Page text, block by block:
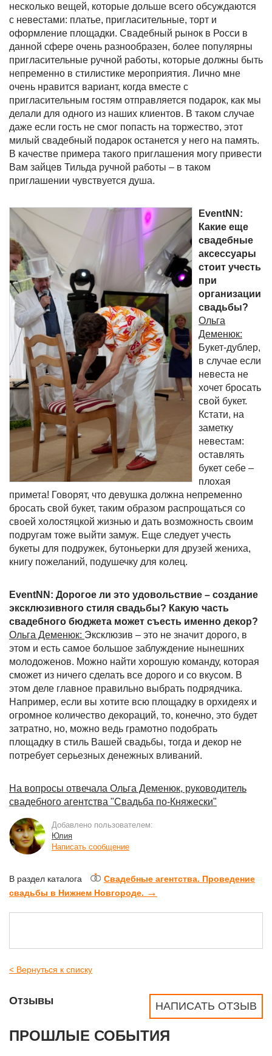
несколько вещей, которые дольше всего обсуждаются
с невестами: платье, пригласительные, торт и
оформление площадки. Свадебный рынок в Росси в
данной сфере очень разнообразен, более популярны
пригласительные ручной работы, которые должны быть
непременно в стилистике мероприятия. Лично мне
очень нравится вариант, когда вместе с
пригласительным гостям отправляется подарок, как мы
делали для одного из наших клиентов. В таком случае
даже если гость не смог попасть на торжество, этот
милый свадебный подарок останется у него на память.
В качестве примера такого приглашения могу привести
Вам зайцев Тильда ручной работы – в таком
приглашении чувствуется душа.
EventNN:
Какие еще
свадебные
аксессуары
стоит учесть
при
организации
свадьбы?
Ольга
Деменюк:
Букет-дублер,
в случае если
невеста не
хочет бросать
свой букет.
Кстати, на
заметку
невестам:
оставлять
букет себе –
плохая
примета! Говорят, что девушка должна непременно
бросать свой букет, таким образом распрощаться со
своей холостяцкой жизнью и дать возможность своим
подругам тоже выйти замуж. Еще следует учесть
букеты для подружек, бутоньерки для друзей жениха,
книгу пожеланий, подушечку для колец.
EventNN: Дорогое ли это удовольствие – создание
эксклюзивного стиля свадьбы? Какую часть
свадебного бюджета может съесть именно декор?
Ольга Деменюк: Эксклюзив – это не значит дорого, в
этом и есть самое большое заблуждение нынешних
молодоженов. Можно найти хорошую команду, которая
сможет из ничего сделать все дорого и со вкусом. В
этом деле главное правильно выбрать подрядчика.
Например, если вы хотите всю площадку в орхидеях и
огромное количество декораций, то, конечно, это будет
затратно, но, можно ведь грамотно подобрать
площадку в стиль Вашей свадьбы, тогда и декор не
потребует серьезных денежных вливаний.
На вопросы отвечала Ольга Деменюк, руководитель
свадебного агентства "Свадьба по-Княжески"
Добавлено пользователем:
Юлия
Написать сообщение
В раздел каталога
Свадебные агентства. Проведение
свадьбы в Нижнем Новгороде. →
< Вернуться к списку
НАПИСАТЬ ОТЗЫВ
Отзывы
ПРОШЛЫЕ СОБЫТИЯ